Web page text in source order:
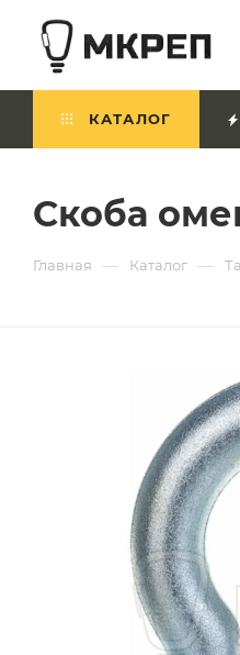
КАТАЛОГ
Скоба
Главная — Каталог —